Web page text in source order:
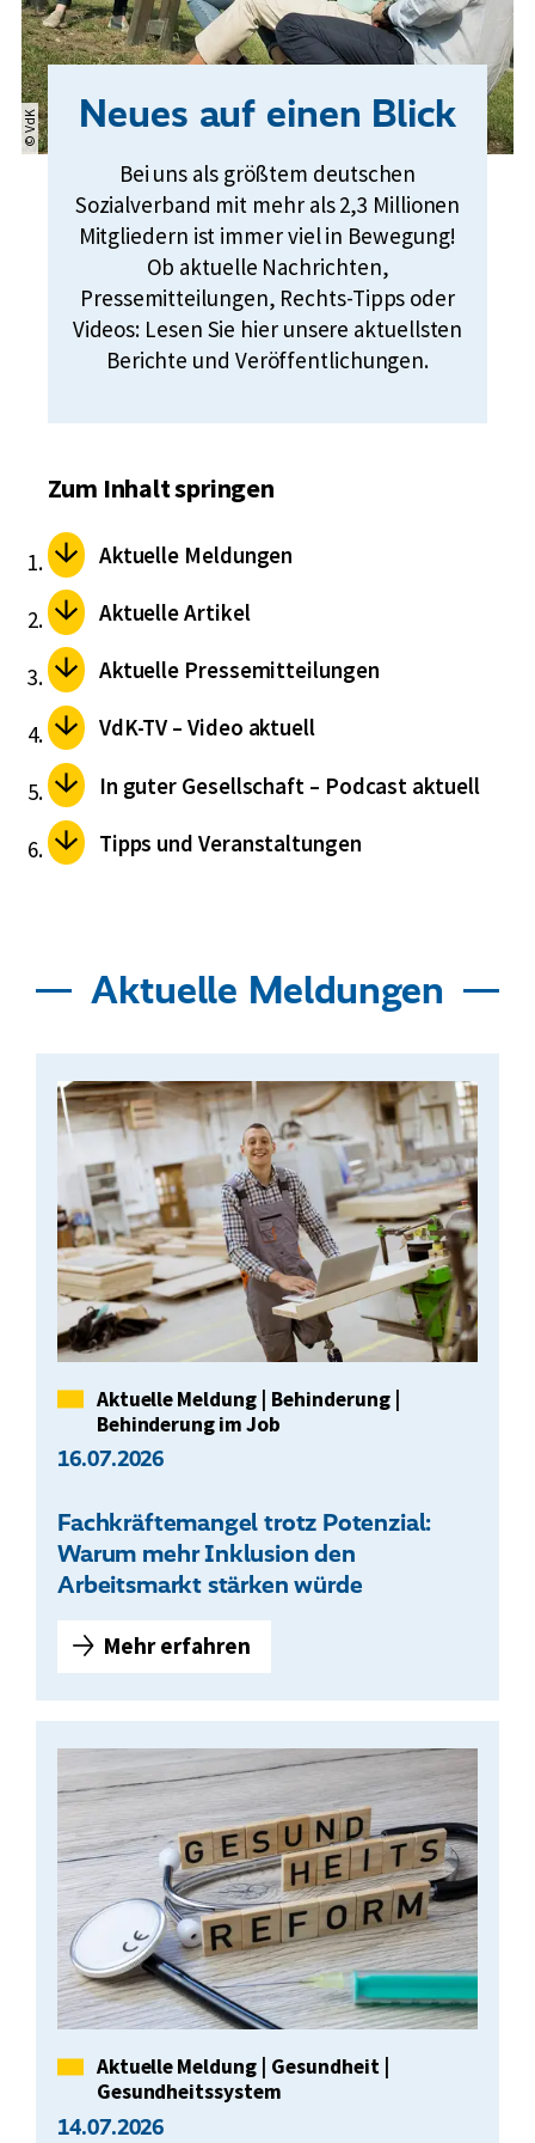
© VdK Neues auf einen Blick
Bei uns als größtem deutschen
Sozialverband mit mehr als 2,3 Millionen
Mitgliedern ist immer viel in Bewegung!
Ob aktuelle Nachrichten,
Pressemitteilungen, Rechts-Tipps oder
Videos: Lesen Sie hier unsere aktuellsten
Berichte und Veröffentlichungen.
Zum Inhalt springen
Aktuelle Meldungen
Aktuelle Artikel
Aktuelle Pressemitteilungen
VdK-TV – Video aktuell
In guter Gesellschaft – Podcast aktuell
Tipps und Veranstaltungen
Aktuelle Meldungen
Kategorie
Aktuelle Meldung Behinderung
Behinderung im Job
16.07.2026
Fachkräftemangel trotz Potenzial:
Warum mehr Inklusion den
Arbeitsmarkt stärken würde
Mehr erfahren
F
c
h
r
ä
f
t
e
m
a
n
e
t
Kategorie
Aktuelle Meldung Gesundheit
Gesundheitssystem
14.07.2026